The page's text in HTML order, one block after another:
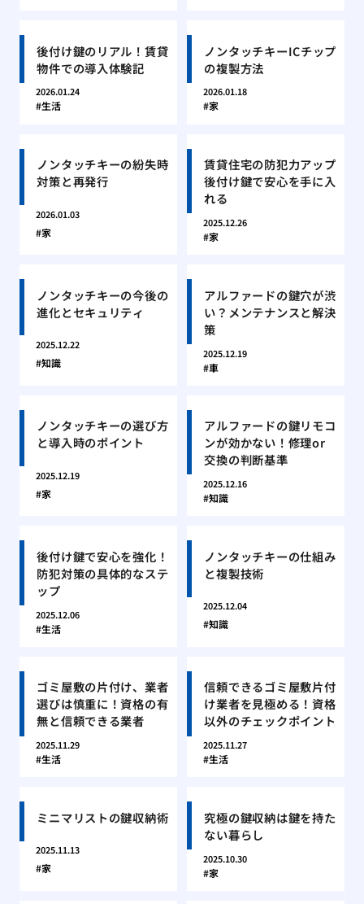
後付け鍵のリアル！賃貸
物件での導入体験記
2026.01.24
生活
ノンタッチキーICチップ
の複製方法
2026.01.18
家
ノンタッチキーの紛失時
対策と再発行
2026.01.03
家
賃貸住宅の防犯力アップ
後付け鍵で安心を手に入
れる
2025.12.26
家
ノンタッチキーの今後の
進化とセキュリティ
2025.12.22
知識
アルファードの鍵穴が渋
い？メンテナンスと解決
策
2025.12.19
車
ノンタッチキーの選び方
と導入時のポイント
2025.12.19
家
アルファードの鍵リモコ
ンが効かない！修理or
交換の判断基準
2025.12.16
知識
後付け鍵で安心を強化！
防犯対策の具体的なステ
ップ
2025.12.06
生活
ノンタッチキーの仕組み
と複製技術
2025.12.04
知識
ゴミ屋敷の片付け、業者
選びは慎重に！資格の有
無と信頼できる業者
2025.11.29
生活
信頼できるゴミ屋敷片付
け業者を見極める！資格
以外のチェックポイント
2025.11.27
生活
ミニマリストの鍵収納術
2025.11.13
家
究極の鍵収納は鍵を持た
ない暮らし
2025.10.30
家